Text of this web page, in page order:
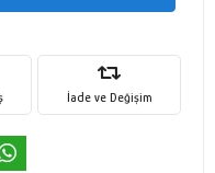
İade ve Değişim